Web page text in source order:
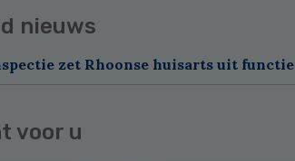
nieuws
zet Rhoonse huisarts uit functie
voor u